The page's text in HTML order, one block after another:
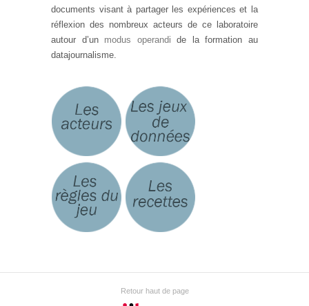
documents visant à partager les expériences et la
réflexion des nombreux acteurs de ce laboratoire
autour d’un modus operandi de la formation au
datajournalisme.
Retour haut de page